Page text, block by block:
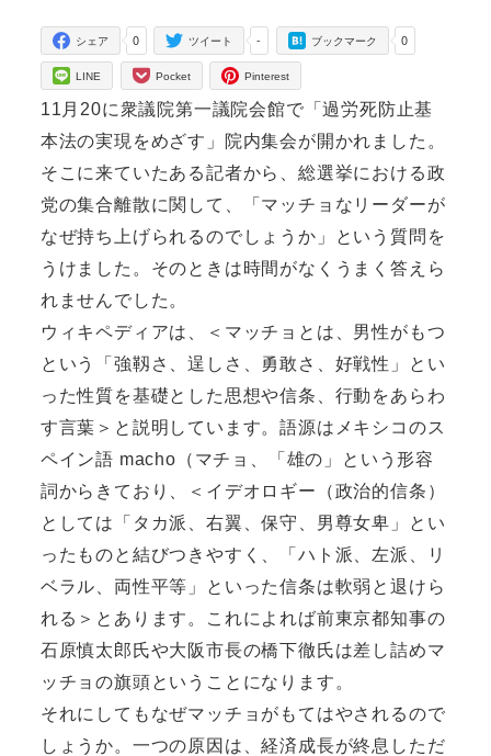
0
シェア -
ツイート 0
ブックマーク
LINE Pocket Pinterest
11月20に衆議院第一議院会館で「過労死防止基
本法の実現をめざす」院内集会が開かれました。
そこに来ていたある記者から、総選挙における政
党の集合離散に関して、「マッチョなリーダーが
なぜ持ち上げられるのでしょうか」という質問を
うけました。そのときは時間がなくうまく答えら
れませんでした。
ウィキペディアは、＜マッチョとは、男性がもつ
という「強靱さ、逞しさ、勇敢さ、好戦性」とい
った性質を基礎とした思想や信条、行動をあらわ
す言葉＞と説明しています。語源はメキシコのス
ペイン語 macho（マチョ、「雄の」という形容
詞からきており、＜イデオロギー（政治的信条）
としては「タカ派、右翼、保守、男尊女卑」とい
ったものと結びつきやすく、「ハト派、左派、リ
ベラル、両性平等」といった信条は軟弱と退けら
れる＞とあります。これによれば前東京都知事の
石原慎太郎氏や大阪市長の橋下徹氏は差し詰めマ
ッチョの旗頭ということになります。
それにしてもなぜマッチョがもてはやされるので
しょうか。一つの原因は、経済成長が終息しただ